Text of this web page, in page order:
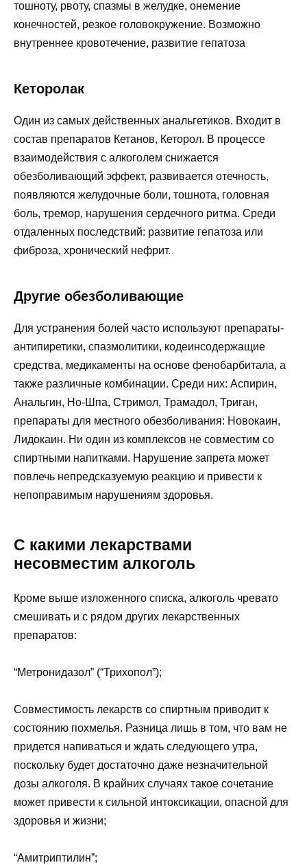
тошноту, рвоту, спазмы в желудке, онемение
конечностей, резкое головокружение. Возможно
внутреннее кровотечение, развитие гепатоза
Кеторолак
Один из самых действенных анальгетиков. Входит в
состав препаратов Кетанов, Кеторол. В процессе
взаимодействия с алкоголем снижается
обезболивающий эффект, развивается отечность,
появляются желудочные боли, тошнота, головная
боль, тремор, нарушения сердечного ритма. Среди
отдаленных последствий: развитие гепатоза или
фиброза, хронический нефрит.
Другие обезболивающие
Для устранения болей часто используют препараты-
антипиретики, спазмолитики, кодеинсодержащие
средства, медикаменты на основе фенобарбитала, а
также различные комбинации. Среди них: Аспирин,
Анальгин, Но-Шпа, Стримол, Трамадол, Триган,
препараты для местного обезболивания: Новокаин,
Лидокаин. Ни один из комплексов не совместим со
спиртными напитками. Нарушение запрета может
повлечь непредсказуемую реакцию и привести к
непоправимым нарушениям здоровья.
С какими лекарствами
несовместим алкоголь
Кроме выше изложенного списка, алкоголь чревато
смешивать и с рядом других лекарственных
препаратов:
“Метронидазол” (“Трихопол”);
Совместимость лекарств со спиртным приводит к
состоянию похмелья. Разница лишь в том, что вам не
придется напиваться и ждать следующего утра,
поскольку будет достаточно даже незначительной
дозы алкоголя. В крайних случаях такое сочетание
может привести к сильной интоксикации, опасной для
здоровья и жизни;
“Амитриптилин”;